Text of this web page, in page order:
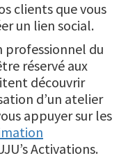
clients que vous
un lien social.
professionnel du
réservé aux
découvrir
d’un atelier
appuyer sur les
Activations.